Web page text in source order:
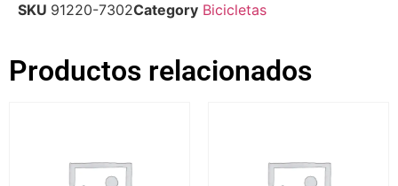
SKU 91220-7302Category Bicicletas
Productos relacionados